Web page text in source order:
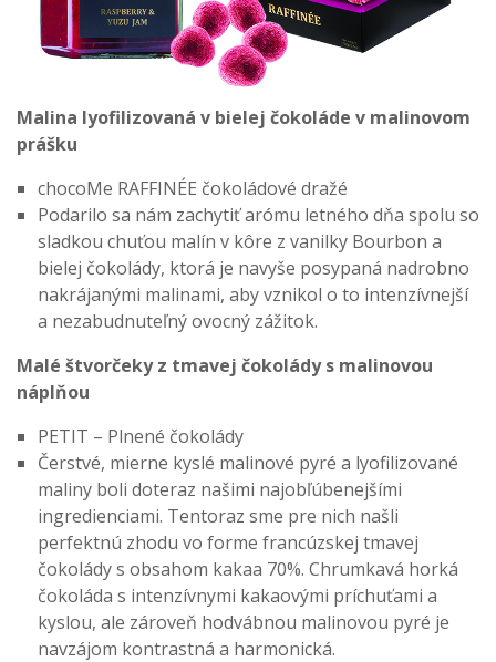
Malina lyofilizovaná v bielej čokoláde v malinovom
prášku
chocoMe RAFFINÉE čokoládové dražé
Podarilo sa nám zachytiť arómu letného dňa spolu so
sladkou chuťou malín v kôre z vanilky Bourbon a
bielej čokolády, ktorá je navyše posypaná nadrobno
nakrájanými malinami, aby vznikol o to intenzívnejší
a nezabudnuteľný ovocný zážitok.
Malé štvorčeky z tmavej čokolády s malinovou
náplňou
PETIT – Plnené čokolády
Čerstvé, mierne kyslé malinové pyré a lyofilizované
maliny boli doteraz našimi najobľúbenejšími
ingredienciami. Tentoraz sme pre nich našli
perfektnú zhodu vo forme francúzskej tmavej
čokolády s obsahom kakaa 70%. Chrumkavá horká
čokoláda s intenzívnymi kakaovými príchuťami a
kyslou, ale zároveň hodvábnou malinovou pyré je
navzájom kontrastná a harmonická.